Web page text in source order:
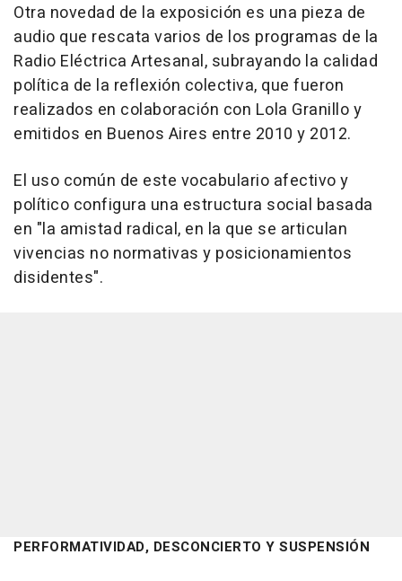
Otra novedad de la exposición es una pieza de
audio que rescata varios de los programas de la
Radio Eléctrica Artesanal, subrayando la calidad
política de la reflexión colectiva, que fueron
realizados en colaboración con Lola Granillo y
emitidos en Buenos Aires entre 2010 y 2012.
El uso común de este vocabulario afectivo y
político configura una estructura social basada
en "la amistad radical, en la que se articulan
vivencias no normativas y posicionamientos
disidentes".
PERFORMATIVIDAD, DESCONCIERTO Y SUSPENSIÓN